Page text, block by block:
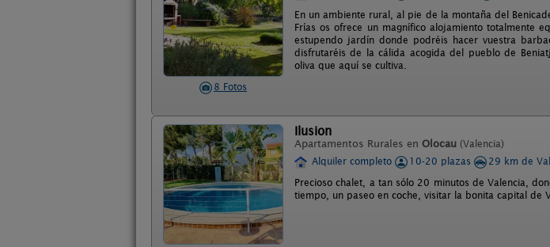
8 Fotos
En un ambiente rural, al pie de la montaña del
Frías os ofrece un magnífico alojamiento totalmente
estupendo jardín donde podréis hacer vuestra
disfrutaréis de la cálida acogida del pueblo de
oliva que aquí se cultiva.
Ilusion
Apartamentos Rurales en Olocau (Valencia)
Alquiler completo
10-20 plazas
29 km de
Precioso chalet, a tan sólo 20 minutos de Valencia,
tiempo, un paseo en coche, visitar la bonita capital de